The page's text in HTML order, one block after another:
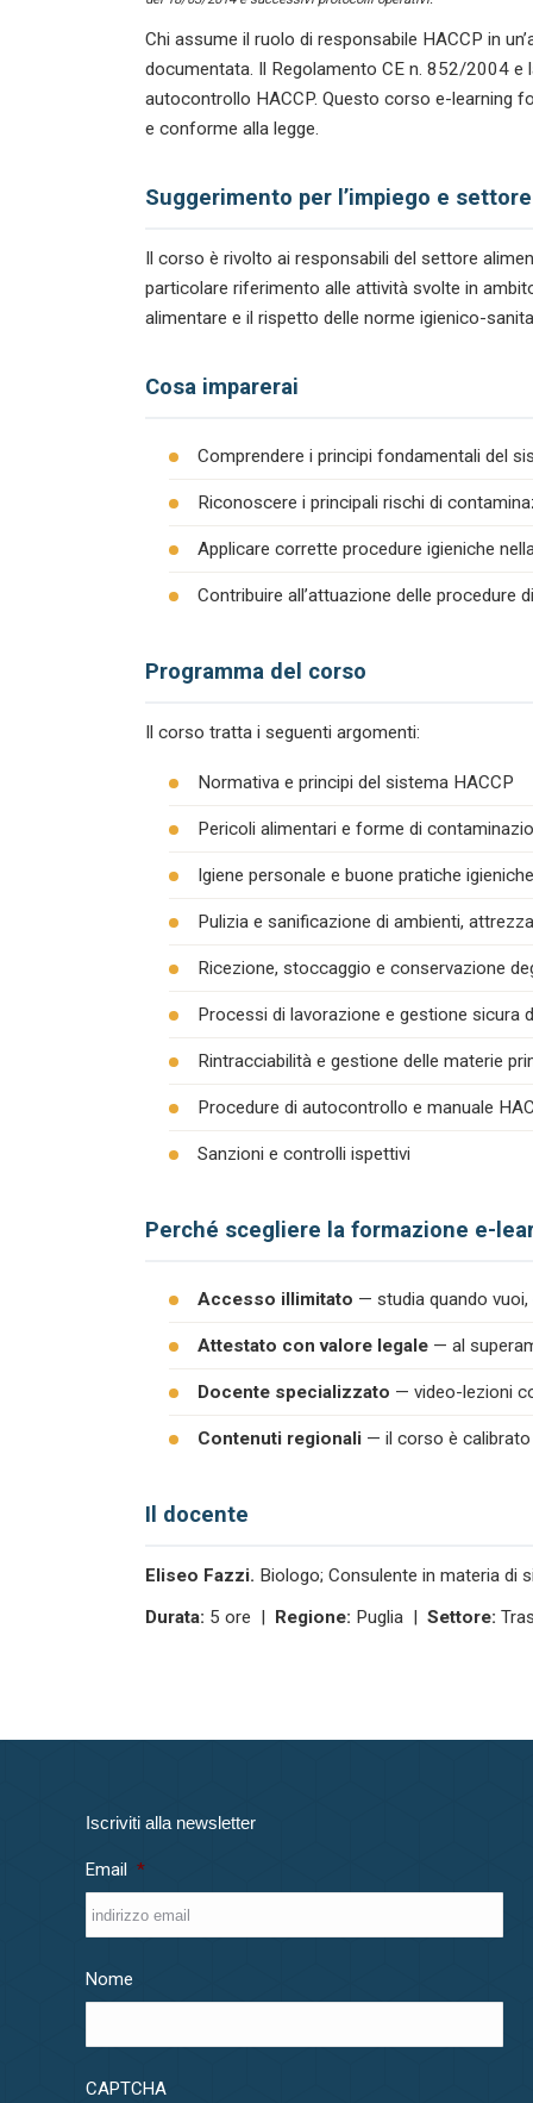
Chi assume il ruolo di responsabile HACCP in
documentata. Il Regolamento CE n. 852/2004 e
autocontrollo HACCP. Questo corso e-learning
e conforme alla legge.
Suggerimento per l’impiego e
Il corso è rivolto ai responsabili del settore
particolare riferimento alle attività svolte in
alimentare e il rispetto delle norme igienico-
Cosa imparerai
Comprendere i principi fondamentali del
Riconoscere i principali rischi di
Applicare corrette procedure igieniche
Contribuire all’attuazione delle procedure
Programma del corso
Il corso tratta i seguenti argomenti:
Normativa e principi del sistema HACCP
Pericoli alimentari e forme di
Igiene personale e buone pratiche igieniche
Pulizia e sanificazione di ambienti,
Ricezione, stoccaggio e conservazione
Processi di lavorazione e gestione sicura
Rintracciabilità e gestione delle materie
Procedure di autocontrollo e manuale
Sanzioni e controlli ispettivi
Perché scegliere la formazione e-
Accesso illimitato — studia quando
Attestato con valore legale — al
Docente specializzato — video-lezioni
Contenuti regionali — il corso è
Il docente
Eliseo Fazzi. Biologo; Consulente in materia di
Durata: 5 ore | Regione: Puglia | Settore:
Iscriviti alla newsletter
Email *
Nome
CAPTCHA